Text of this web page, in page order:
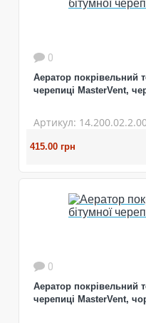
0
Аератор покрівельний
черепиці MasterVent,
Артикул:
415.00 грн
0
Аератор покрівельний
черепиці MasterVent,